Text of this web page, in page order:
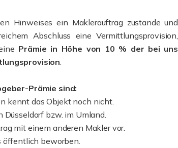
Hinweises ein Maklerauftrag zustande und
Abschluss eine Vermittlungsprovision,
Prämie in Höhe von 10 % der bei uns
.
Prämie sind:
kennt das Objekt noch nicht.
Düsseldorf bzw. im Umland.
mit einem anderen Makler vor.
öffentlich beworben.